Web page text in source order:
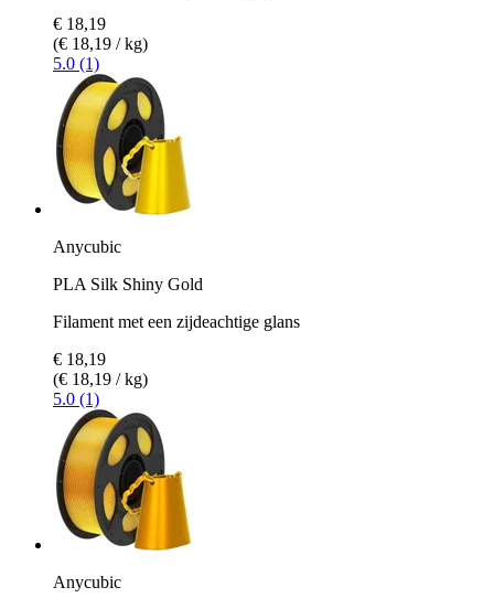
€ 18,19
(€ 18,19 / kg)
5.0 (1)
Anycubic
PLA Silk Shiny Gold
Filament met een zijdeachtige glans
€ 18,19
(€ 18,19 / kg)
5.0 (1)
Anycubic